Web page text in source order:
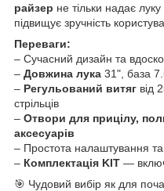
райзер не тільки надає
підвищує зручність
Переваги:
– Сучасний дизайн та
– Довжина лука 31", база
– Регульований витяг від
стрільців
– Отвори для прицілу,
аксесуарів
– Простота налаштування та
– Комплектація KIT —
🎯 Чудовий вибір як для